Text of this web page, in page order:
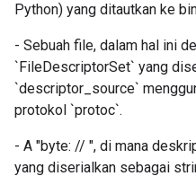
Python) yang ditautkan ke
- Sebuah file, dalam hal ini
`FileDescriptorSet` yang
`descriptor_source`
protokol `protoc`.
- A "byte: // ", di mana
yang diserialkan sebagai